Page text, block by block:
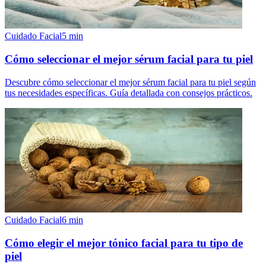
Cuidado Facial5 min
Cómo seleccionar el mejor sérum facial para tu piel
Descubre cómo seleccionar el mejor sérum facial para tu piel según
tus necesidades específicas. Guía detallada con consejos prácticos.
Cuidado Facial6 min
Cómo elegir el mejor tónico facial para tu tipo de
piel